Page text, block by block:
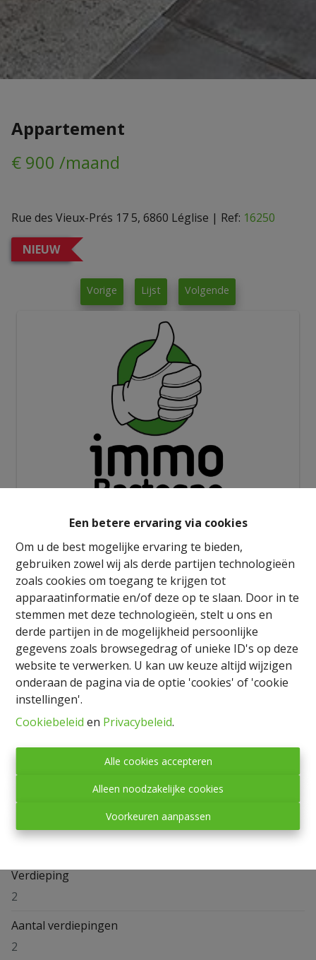
Een betere ervaring via cookies
Om u de best mogelijke ervaring te bieden,
gebruiken zowel wij als derde partijen technologieën
zoals cookies om toegang te krijgen tot
apparaatinformatie en/of deze op te slaan. Door in te
stemmen met deze technologieën, stelt u ons en
derde partijen in de mogelijkheid persoonlijke
gegevens zoals browsegedrag of unieke ID's op deze
website te verwerken. U kan uw keuze altijd wijzigen
onderaan de pagina via de optie 'cookies' of 'cookie
instellingen'.
Cookiebeleid en Privacybeleid.
Alle cookies accepteren
Alleen noodzakelijke cookies
Voorkeuren aanpassen
Appartement
€ 900 /maand
Rue des Vieux-Prés 17 5, 6860 Léglise | Ref: 16250
NIEUW
Vorige Lijst Volgende
2 1 90 m² 1 1
Delen
Algemeen
Adres
Verdieping
2
Aantal verdiepingen
2